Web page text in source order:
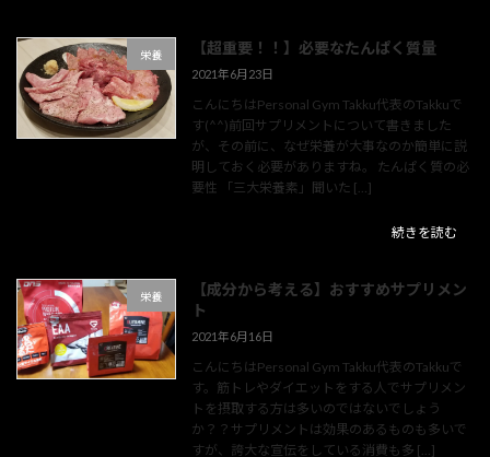
栄養 【超重要！！】必要なたんぱく質量
2021年6月23日
こんにちはPersonal Gym Takku代表のTakkuで
す(^^)前回サプリメントについて書きました
が、その前に、なぜ栄養が大事なのか簡単に説
明しておく必要がありますね。 たんぱく質の必
要性 「三大栄養素」聞いた […]
続きを読む
栄養
【成分から考える】おすすめサプリメン
ト
2021年6月16日
こんにちはPersonal Gym Takku代表のTakkuで
す。筋トレやダイエットをする人でサプリメン
トを摂取する方は多いのではないでしょう
か？？サプリメントは効果のあるものも多いで
すが、誇大な宣伝をしている消費も多 […]